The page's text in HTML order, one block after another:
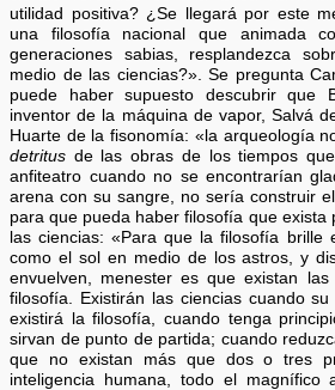
utilidad positiva? ¿Se llegará por este
una filosofía nacional que animada
generaciones sabias, resplandezca
medio de las ciencias?». Se pregunta
puede haber supuesto descubrir que
inventor de la máquina de vapor, Salvá
Huarte de la fisonomía: «la arqueología
detritus de las obras de los tiempos
anfiteatro cuando no se encontrarían
arena con su sangre, no sería construir
para que pueda haber filosofía que exista
las ciencias: «Para que la filosofía brille
como el sol en medio de los astros, y
envuelven, menester es que existan
filosofía. Existirán las ciencias cuando
existirá la filosofía, cuando tenga
sirvan de punto de partida; cuando
que no existan más que dos o tres
inteligencia humana, todo el magnífico